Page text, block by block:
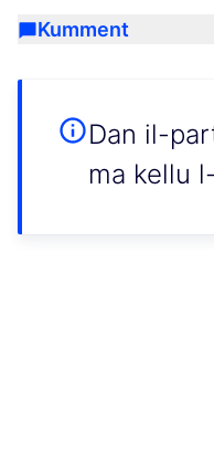
Kumment
Dan il-
ma kellu